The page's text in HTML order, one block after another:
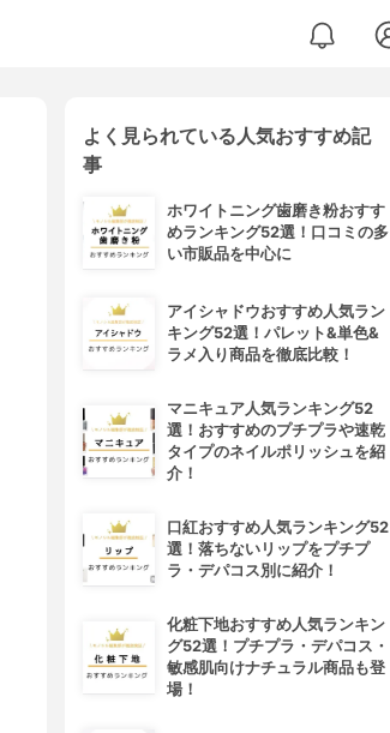
よく見られている人気おすすめ記
事
ホワイトニング歯磨き粉おすす
めランキング52選！口コミの多
い市販品を中心に
アイシャドウおすすめ人気ラン
キング52選！パレット&単色&
ラメ入り商品を徹底比較！
マニキュア人気ランキング52
選！おすすめのプチプラや速乾
タイプのネイルポリッシュを紹
介！
口紅おすすめ人気ランキング52
選！落ちないリップをプチプ
ラ・デパコス別に紹介！
化粧下地おすすめ人気ランキン
グ52選！プチプラ・デパコス・
敏感肌向けナチュラル商品も登
場！